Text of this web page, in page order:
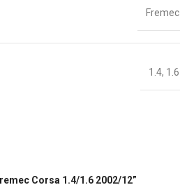
Fremec
1.4, 1.6
Corsa 1.4/1.6 2002/12”